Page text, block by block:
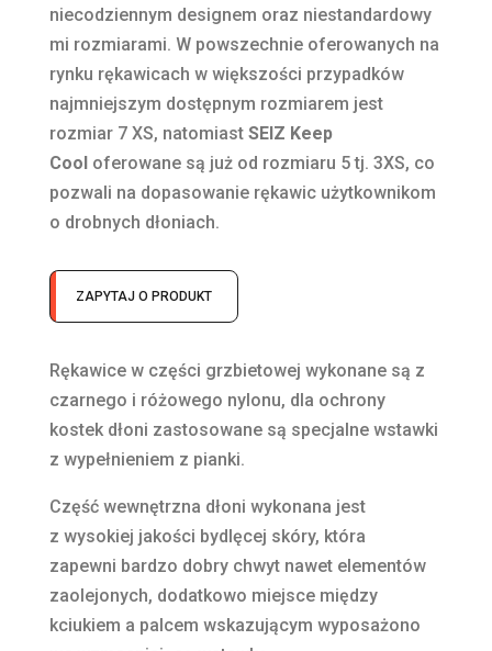
niecodziennym designem oraz niestandardowy
mi rozmiarami. W powszechnie oferowanych na
rynku rękawicach w większości przypadków
najmniejszym dostępnym rozmiarem jest
rozmiar 7 XS, natomiast SEIZ Keep
Cool oferowane są już od rozmiaru 5 tj. 3XS, co
pozwali na dopasowanie rękawic użytkownikom
o drobnych dłoniach.
ZAPYTAJ O PRODUKT
Rękawice w części grzbietowej wykonane są z
czarnego i różowego nylonu, dla ochrony
kostek dłoni zastosowane są specjalne wstawki
z wypełnieniem z pianki.
Część wewnętrzna dłoni wykonana jest
z wysokiej jakości bydlęcej skóry, która
zapewni bardzo dobry chwyt nawet elementów
zaolejonych, dodatkowo miejsce między
kciukiem a palcem wskazującym wyposażono